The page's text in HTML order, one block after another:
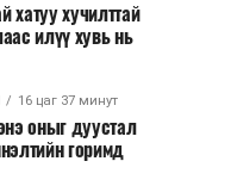
хатуу хучилттай
илүү хувь нь
16 цаг 37 минут
оныг дуустал
горимд